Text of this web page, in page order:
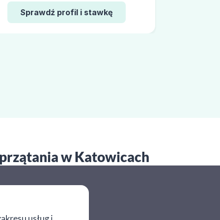
Sprawdź profil i stawkę
w Katowicach